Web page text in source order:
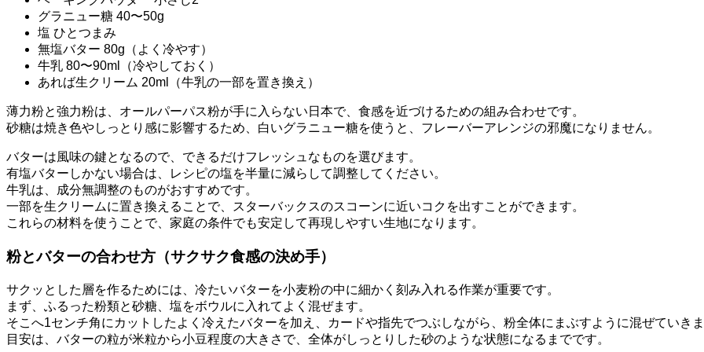
グラニュー糖 40〜50g
塩 ひとつまみ
無塩バター 80g（よく冷やす）
牛乳 80〜90ml（冷やしておく）
あれば生クリーム 20ml（牛乳の一部を置き換え）
薄力粉と強力粉は、オールパーパス粉が手に入らない日本で、食感を近づけるための組み合わせです。
砂糖は焼き色やしっとり感に影響するため、白いグラニュー糖を使うと、フレーバーアレンジの邪魔になりません。
バターは風味の鍵となるので、できるだけフレッシュなものを選びます。
有塩バターしかない場合は、レシピの塩を半量に減らして調整してください。
牛乳は、成分無調整のものがおすすめです。
一部を生クリームに置き換えることで、スターバックスのスコーンに近いコクを出すことができます。
これらの材料を使うことで、家庭の条件でも安定して再現しやすい生地になります。
粉とバターの合わせ方（サクサク食感の決め手）
サクッとした層を作るためには、冷たいバターを小麦粉の中に細かく刻み入れる作業が重要です。
まず、ふるった粉類と砂糖、塩をボウルに入れてよく混ぜます。
そこへ1センチ角にカットしたよく冷えたバターを加え、カードや指先でつぶしながら、粉全体にまぶすように混ぜていき
目安は、バターの粒が米粒から小豆程度の大きさで、全体がしっとりした砂のような状態になるまでです。